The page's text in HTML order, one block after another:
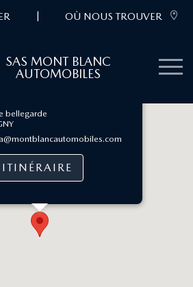
| OÙ NOUS TROUVER
SAS MONT BLANC
AUTOMOBILES
bellegarde
ITINÉRAIRE